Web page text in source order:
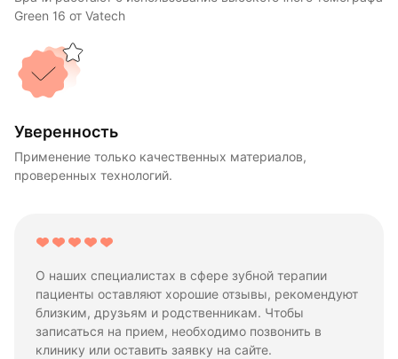
Green 16 от Vatech
Уверенность
Применение только качественных материалов,
проверенных технологий.
О наших специалистах в сфере зубной терапии
пациенты оставляют хорошие отзывы, рекомендуют
близким, друзьям и родственникам. Чтобы
записаться на прием, необходимо позвонить в
клинику или оставить заявку на сайте.